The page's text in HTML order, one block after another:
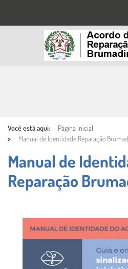
Você está aqui:
Página Inicial
Manual de Identidade Reparação
Manual de
Reparação
Conteúdo Principal
Imagem